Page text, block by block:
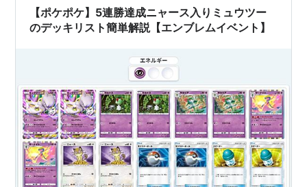
することが出来るようになってお…
【ポケポケ】5連勝達成ニャース入りミュウツー
のデッキリスト簡単解説【エンブレムイベント】